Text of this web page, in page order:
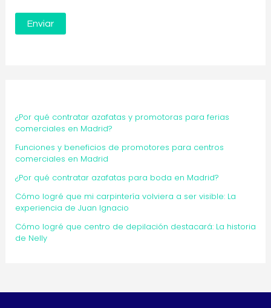
¿Por qué contratar azafatas y promotoras para ferias
comerciales en Madrid?
Funciones y beneficios de promotores para centros
comerciales en Madrid
¿Por qué contratar azafatas para boda en Madrid?
Cómo logré que mi carpintería volviera a ser visible: La
experiencia de Juan Ignacio
Cómo logré que centro de depilación destacará: La historia
de Nelly